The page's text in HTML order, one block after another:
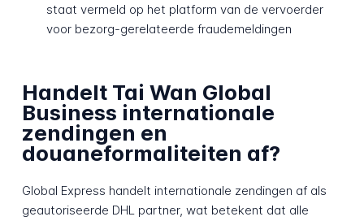
staat vermeld op het platform van de vervoerder
voor bezorg-gerelateerde fraudemeldingen
Handelt Tai Wan Global
Business internationale
zendingen en
douaneformaliteiten af?
Global Express handelt internationale zendingen af als
geautoriseerde DHL partner, wat betekent dat alle